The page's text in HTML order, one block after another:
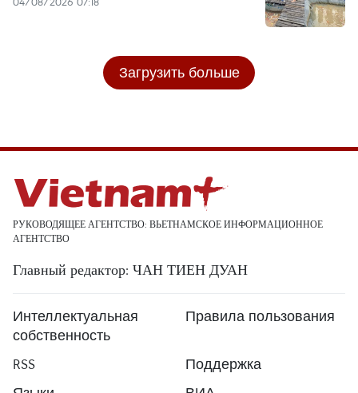
Загрузить больше
РУКОВОДЯЩЕЕ АГЕНТСТВО: ВЬЕТНАМСКОЕ ИНФОРМАЦИОННОЕ
АГЕНТСТВО
Главный редактор: ЧАН ТИЕН ДУАН
Интеллектуальная
собственность
Правила пользования
RSS
Поддержка